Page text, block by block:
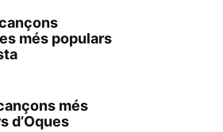
més populars
més
d’Oques